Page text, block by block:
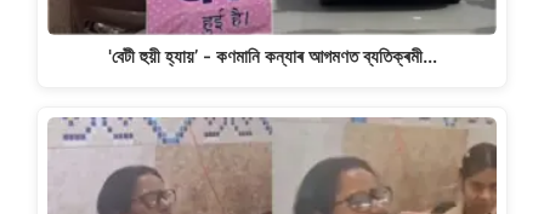
'বেটী হুয়ী হ্যায়’ - কণমানি কন্যাৰ আগমণত ব্যতিক্ৰমী…